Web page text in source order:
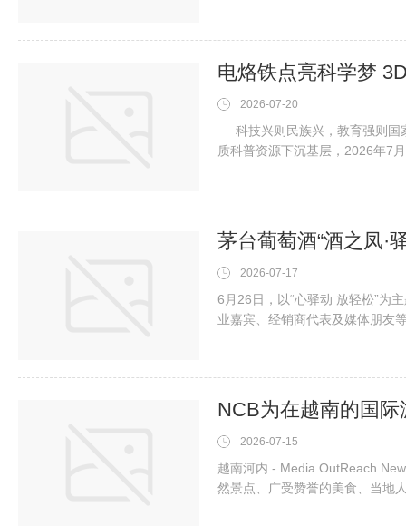
企、国际嘉宾与权威媒体的广泛
2026-07-20
科技兴则民族兴，教育强则国
质科普资源下沉基层，2026年7
点亮科学梦想。（图为团队合照
茅台葡萄酒“酒之凤·
2026-07-17
6月26日，以“心驿动 放轻松”为
业嘉宾、经销商代表及媒体朋友
断从未改变，茅台葡萄酒做的是
NCB为在越南的国
2026-07-15
越南河内 - Media OutReach
然景点、广受赞誉的美食、当地